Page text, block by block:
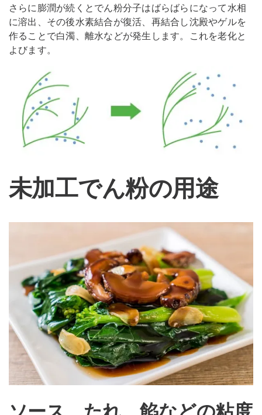
さらに膨潤が続くとでん粉分子はばらばらになって水相
に溶出、その後水素結合が復活、再結合し沈殿やゲルを
作ることで白濁、離水などが発生します。これを老化と
よびます。
未加工でん粉の用途